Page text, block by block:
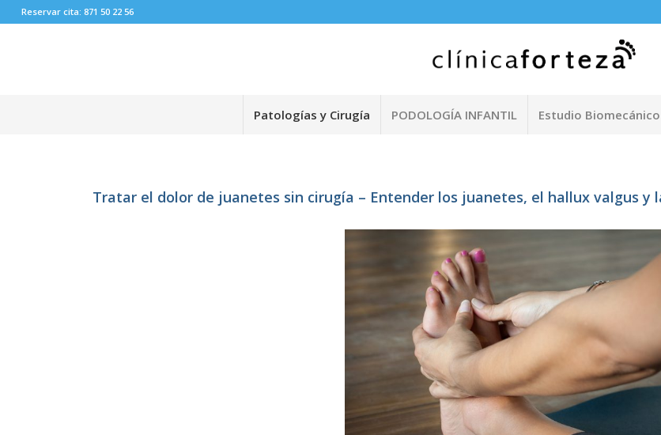
Reservar cita: 871 50 22 56
Patologías y Cirugía PODOLOGÍA INFANTIL Estudio
Tratar el dolor de juanetes sin cirugía – Entender los juanetes, el hallux valgus